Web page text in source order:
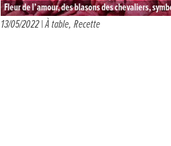
Fleur de l’amour, des blasons des chevaliers,
marial, parfum, couleur, la rose est omniprésente,
13/05/2022 |À table, Recette